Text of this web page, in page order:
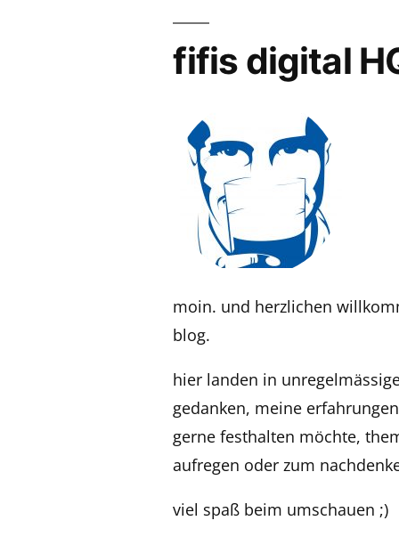
fifis digital
moin. und herzlichen
blog.
hier landen in
gedanken, meine
gerne festhalten möchte,
aufregen oder zum
viel spaß beim umschauen ;)